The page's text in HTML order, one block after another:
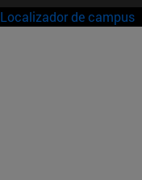
Localizador de campus